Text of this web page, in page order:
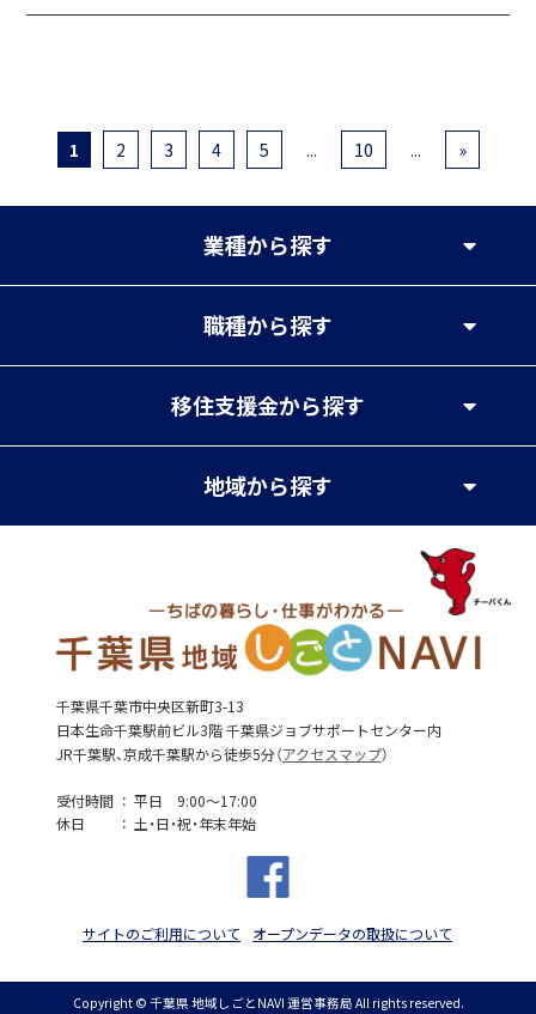
1 2 3 4 5 ... 10 ... »
業種から探す
職種から探す
移住支援金から探す
地域から探す
千葉県千葉市中央区新町3-13
日本生命千葉駅前ビル3階 千葉県ジョブサポートセンター内
JR千葉駅、京成千葉駅から徒歩5分（アクセスマップ）
受付時間
平日 9:00～17:00
休日
土・日・祝・年末年始
サイトのご利用について オープンデータの取扱について
Copyright © 千葉県 地域しごとNAVI 運営事務局 All rights reserved.